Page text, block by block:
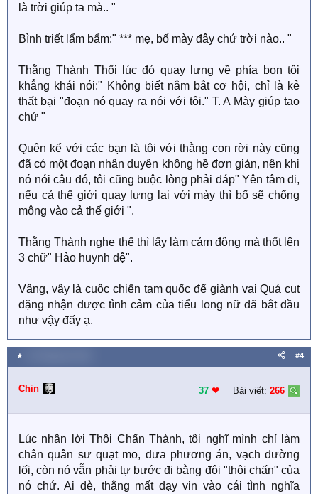
là trời giúp ta mà.. "
Bình triết lẩm bẩm:" *** mẹ, bố mày đây chứ trời nào.. "
Thằng Thành Thối lúc đó quay lưng về phía bọn tôi
khẳng khái nói:" Không biết nắm bắt cơ hội, chỉ là kẻ
thất bại "đoạn nó quay ra nói với tôi." T. A Mày giúp tao
chứ "
Quên kể với các bạn là tôi với thằng con rời này cũng
đã có một đoạn nhân duyên không hề đơn giản, nên khi
nó nói câu đó, tôi cũng buộc lòng phải đáp" Yên tâm đi,
nếu cả thế giới quay lưng lại với mày thì bố sẽ chổng
mông vào cả thế giới ".
Thằng Thành nghe thế thì lấy làm cảm động mà thốt lên
3 chữ" Hảo huynh đệ".
Vâng, vậy là cuộc chiến tam quốc để giành vai Quá cụt
đặng nhận được tình cảm của tiểu long nữ đã bắt đầu
như vậy đấy ạ.
★ #4
Chin 37 ❤︎ Bài viết: 266
Lúc nhận lời Thôi Chấn Thành, tôi nghĩ mình chỉ làm
chân quân sư quạt mo, đưa phương án, vạch đường
lối, còn nó vẫn phải tự bước đi bằng đôi "thôi chấn" của
nó chứ. Ai dè, thằng mất dạy vin vào cái tình nghĩa